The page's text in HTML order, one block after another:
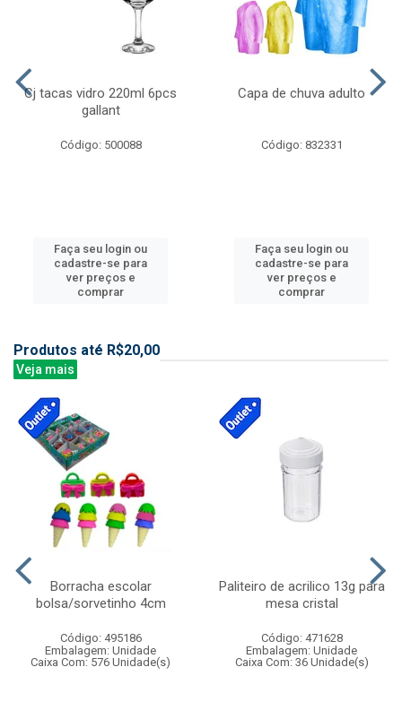
Cj tacas vidro 220ml 6pcs
gallant
Código: 500088
Faça seu login ou
cadastre-se para
ver preços e
comprar
Capa de chuva adulto
Código: 832331
Faça seu login ou
cadastre-se para
ver preços e
comprar
Produtos até R$20,00
Veja mais
Borracha escolar
bolsa/sorvetinho 4cm
Código: 495186
Embalagem: Unidade
Caixa Com: 576 Unidade(s)
Paliteiro de acrilico 13g para
mesa cristal
Código: 471628
Embalagem: Unidade
Caixa Com: 36 Unidade(s)